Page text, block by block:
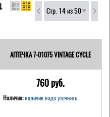
Стр. 14 из 50
АПТЕЧКА 7-01075 VINTAGE CYCLE
760 pуб.
Наличие: наличие надо уточнить